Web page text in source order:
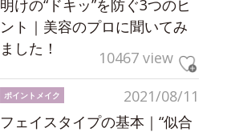
明けの“ドキッ”を防ぐ3つのヒ
ント｜美容のプロに聞いてみ
ました！
10467 view
2021/08/11
ポイントメイク
フェイスタイプの基本｜“似合